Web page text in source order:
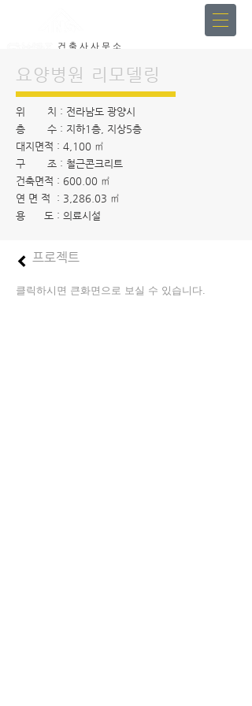
건 축 사 사 무 소
요양병원 리모델링
위 치 : 전라남도 광양시
층 수 : 지하1층, 지상5층
대지면적 : 4,100 ㎡
구 조 : 철근콘크리트
건축면적 : 600.00 ㎡
연 면 적 : 3,286.03 ㎡
용 도 : 의료시설
프로젝트
클릭하시면 큰화면으로 보실 수 있습니다.